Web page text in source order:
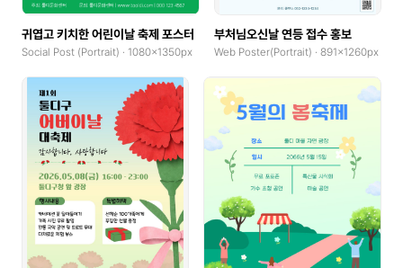
귀엽고 키치한 어린이날 축제 포스터
Social Post (Portrait) · 1080x1350px
부처님오신날 연등 접수 홍보
Web Poster(Portrait) · 891x1260px